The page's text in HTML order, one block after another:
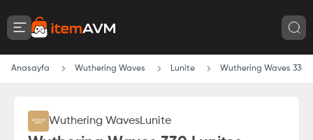
Anasayfa Wuthering Waves Lunite Wuthering Waves 330
Wuthering WavesLunite